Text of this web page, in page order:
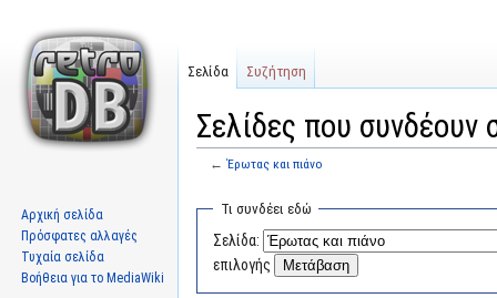
Σελίδες που συνδέουν
← Έρωτας και πιάνο
Μετάβαση
πλοήγηση
Πήδηση
αναζήτηση
Τι συνδέει εδώ
Σελίδα:
επιλογής
Σελίδα Συζήτηση
Αρχική σελίδα
Πρόσφατες αλλαγές
Τυχαία σελίδα
Βοήθεια για το MediaWiki